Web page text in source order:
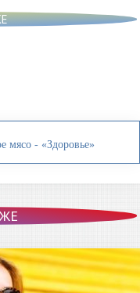
мясо - «Здоровье»